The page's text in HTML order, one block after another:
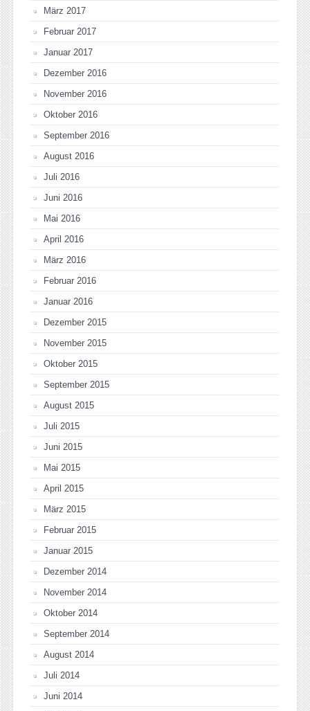
März 2017
Februar 2017
Januar 2017
Dezember 2016
November 2016
Oktober 2016
September 2016
August 2016
Juli 2016
Juni 2016
Mai 2016
April 2016
März 2016
Februar 2016
Januar 2016
Dezember 2015
November 2015
Oktober 2015
September 2015
August 2015
Juli 2015
Juni 2015
Mai 2015
April 2015
März 2015
Februar 2015
Januar 2015
Dezember 2014
November 2014
Oktober 2014
September 2014
August 2014
Juli 2014
Juni 2014